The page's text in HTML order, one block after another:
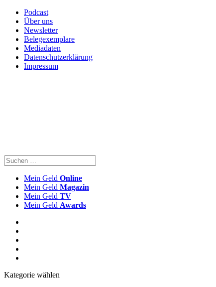
Podcast
Über uns
Newsletter
Belegexemplare
Mediadaten
Datenschutzerklärung
Impressum
Mein Geld Online
Mein Geld Magazin
Mein Geld TV
Mein Geld Awards
Kategorie wählen